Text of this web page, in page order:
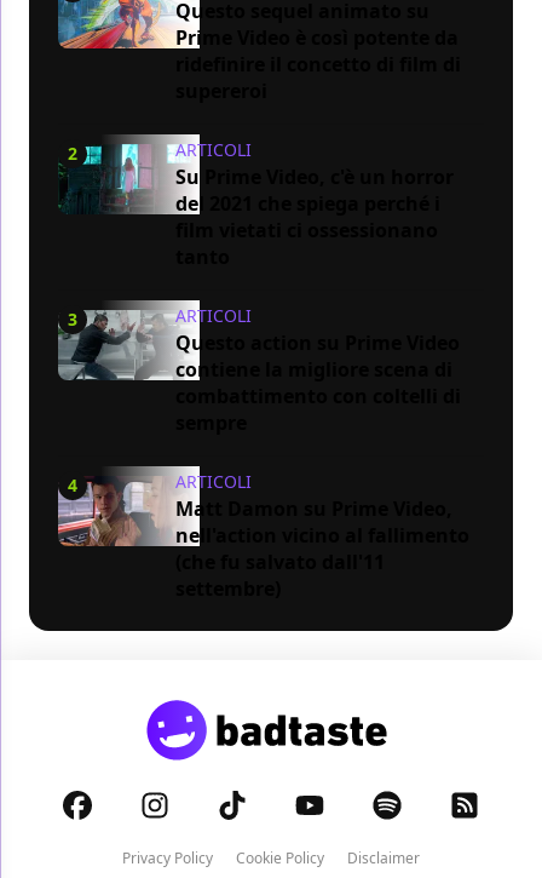
Questo sequel animato su
Prime Video è così potente da
2 ARTICOLI
Su Prime Video, c'è un horror
del 2021 che spiega perché i
3 ARTICOLI
Questo action su Prime Video
contiene la migliore scena di
4 ARTICOLI
Matt Damon su Prime Video,
nell'action vicino al fallimento
Privacy Policy Cookie Policy Disclaimer